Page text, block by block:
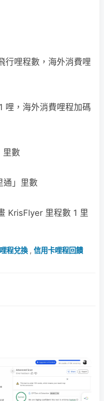
行哩程數，海外消費哩
哩，海外消費哩程加碼
里數
通」里數
KrisFlyer 里程數 1 里
程兌換, 信用卡哩程回饋